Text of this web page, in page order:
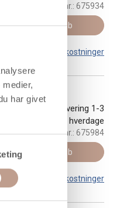
har givet
Varenr.: 675934
Køb
Leveringsomkostninger
Levering 1-3
hverdage
Varenr.: 675984
Køb
Leveringsomkostninger